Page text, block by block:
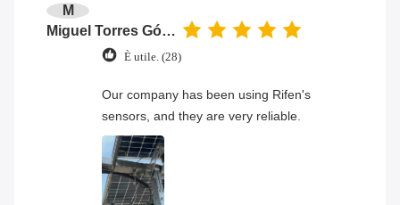
M
Miguel Torres Gómez
È utile. (28)
Our company has been using Rifen's
sensors, and they are very reliable.